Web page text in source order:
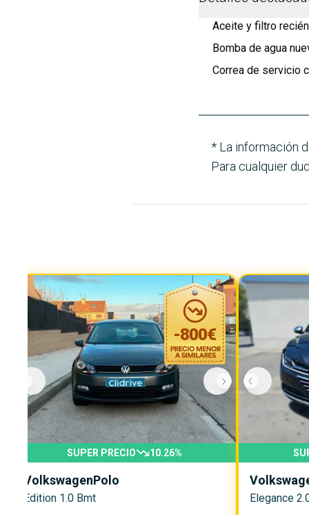
Aceite y filtro
Bomba de agua
Correa de servicio
* La información
Para cualquier
-800€
SUPER PRECIO 10.26%
VolkswagenPolo
Edition 1.0 Bmt Elegance